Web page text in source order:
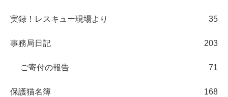
実録！レスキュー現場より 35
事務局日記 203
ご寄付の報告 71
保護猫名簿 168